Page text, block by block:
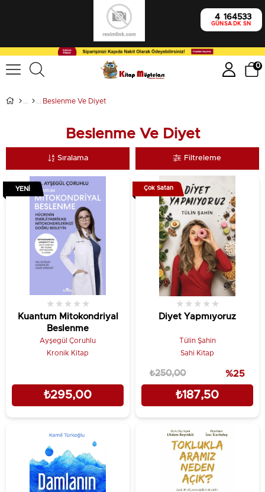
4
GÜN
16
SA
45
DK
32
SN
0
Beslenme Ve Diyet
Beslenme Ve Diyet
Filtreleme
Sıralama
Kuantum Mitokondriyal
Beslenme
★ ★ ★ ★ ★
Ayşegül Çoruhlu
Kronik Kitap
₺295,00
YENI
Diyet Yapmıyoruz
★ ★ ★ ★ ★
Tülin Şahin
Sahi Kitap
₺187,50
₺250,00 %25
Çok Satan